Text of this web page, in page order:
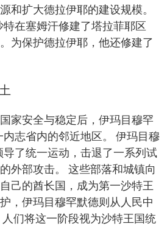
和扩大德拉伊耶的建设规模。
特在塞姆汗修建了塔拉菲耶区
为保护德拉伊耶，他还修建了
家安全与稳定后，伊玛目穆罕
内志省内的邻近地区。 伊玛目穆
导了统一运动，击退了一系列试
外部攻击。 这些部落和城镇向
己的酋长国，成为第一沙特王
，伊玛目穆罕默德则从人民中
们将这一阶段视为沙特王国统